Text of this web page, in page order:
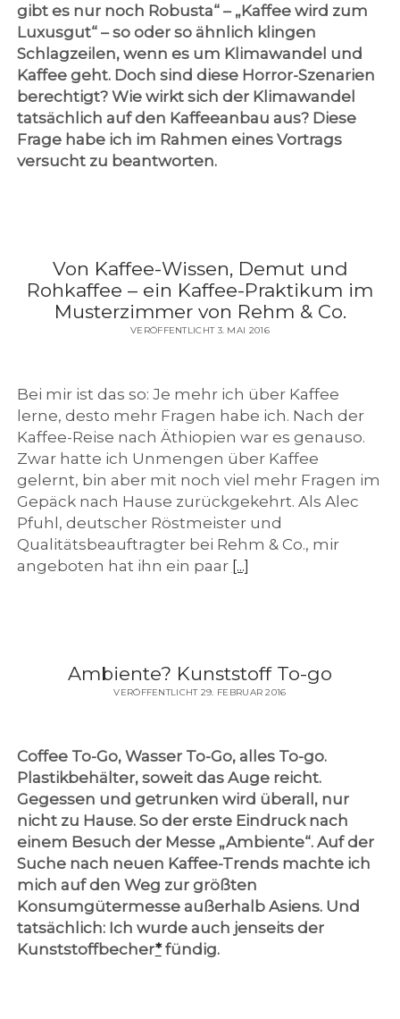
gibt es nur noch Robusta“ – „Kaffee wird zum
Luxusgut“ – so oder so ähnlich klingen
Schlagzeilen, wenn es um Klimawandel und
Kaffee geht. Doch sind diese Horror-Szenarien
berechtigt? Wie wirkt sich der Klimawandel
tatsächlich auf den Kaffeeanbau aus? Diese
Frage habe ich im Rahmen eines Vortrags
versucht zu beantworten.
Von Kaffee-Wissen, Demut und
Rohkaffee – ein Kaffee-Praktikum im
Musterzimmer von Rehm & Co.
VERÖFFENTLICHT 3. MAI 2016
Bei mir ist das so: Je mehr ich über Kaffee
lerne, desto mehr Fragen habe ich. Nach der
Kaffee-Reise nach Äthiopien war es genauso.
Zwar hatte ich Unmengen über Kaffee
gelernt, bin aber mit noch viel mehr Fragen im
Gepäck nach Hause zurückgekehrt. Als Alec
Pfuhl, deutscher Röstmeister und
Qualitätsbeauftragter bei Rehm & Co., mir
angeboten hat ihn ein paar [...]
Ambiente? Kunststoff To-go
VERÖFFENTLICHT 29. FEBRUAR 2016
Coffee To-Go, Wasser To-Go, alles To-go.
Plastikbehälter, soweit das Auge reicht.
Gegessen und getrunken wird überall, nur
nicht zu Hause. So der erste Eindruck nach
einem Besuch der Messe „Ambiente“. Auf der
Suche nach neuen Kaffee-Trends machte ich
mich auf den Weg zur größten
Konsumgütermesse außerhalb Asiens. Und
tatsächlich: Ich wurde auch jenseits der
Kunststoffbecher*fündig.